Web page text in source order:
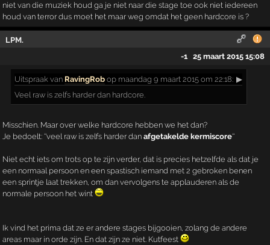
niet van die muziek houd ga je niet naar die stage toe ook niet iedereen
houd van terror dus moet het maar weg omdat het geen hardcore is ?
LPM.
-1
25 maart 2015 15:08
Uitspraak van RavingRob op maandag 9 maart 2015 om 22:18: ▶
Veel raw is zelfs harder dan hardcore.
Misschien. Maar over welke hardcore hebben we het dan?
Je bedoelt: ''veel raw is zelfs harder dan afgetakelde kermiscore''
Niet echt iets om trots op te zijn verder, dat is precies hetzelfde als dat je
een normaal persoon en een spastisch iemand met 2 gebroken benen
een sprintje laat trekken, om dan vervolgens te applauderen als de
normale persoon het wint
Ik vind het prima dat ze er andere stages bijgooien, zolang de andere
areas maar in orde zijn. En dat zijn ze niet. Kutfeest